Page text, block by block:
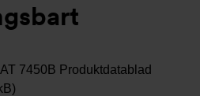
7450B Produktdatablad